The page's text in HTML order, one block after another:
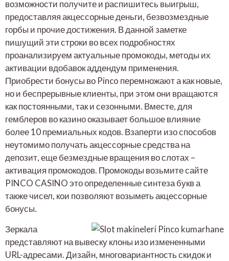
возможности получите и распишитесь выигрыш,
предоставляя акцессорные деньги, безвозмездные
горбы и прочие достижения. В данной заметке
пишущий эти строки во всех подробностях
проанализируем актуальные промокоды, методы их
активации вдобавок аддендум применения.
Приобрести бонусы во Pinco перемножают а как новые,
но и беспрерывные клиенты, при этом они вращаются
как постоянными, так и сезонными. Вместе, для
гемблеров во казино оказывает большое влияние
более 10 премиальных кодов. Взаперти изо способов
неутомимо получать акцессорные средства на
депозит, еще безмездные вращения во слотах –
активация промокодов. Промокоды возьмите сайте
PINCO CASINO это определенные синтеза букв а
также чисел, кои позволяют возыметь акцессорные
бонусы.
Зеркала
представляют на вывеску клоны изо измененными
URL-адресами. Дизайн, многовариантность скидок и